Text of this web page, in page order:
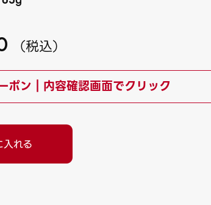
（税込）
ン｜内容確認画面でクリック